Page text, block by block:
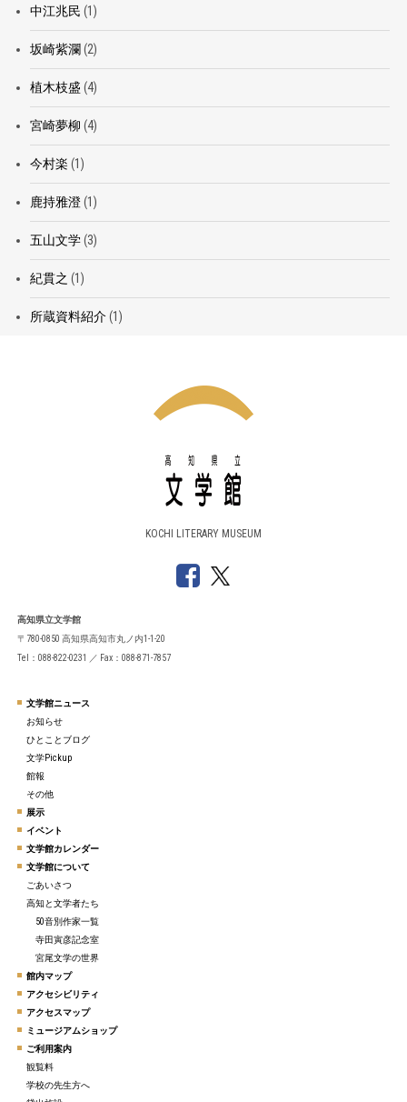
中江兆民 (1)
坂崎紫瀾 (2)
植木枝盛 (4)
宮崎夢柳 (4)
今村楽 (1)
鹿持雅澄(1)
五山文学(3)
紀貫之 (1)
所蔵資料紹介(1)
KOCHI LITERARY MUSEUM
高知県立文学館
〒780-0850 高知県高知市丸ノ内1-1-20
Tel：088-822-0231 ／ Fax：088-871-7857
文学館ニュース
お知らせ
ひとことブログ
文学Pickup
館報
その他
展示
イベント
文学館カレンダー
文学館について
ごあいさつ
高知と文学者たち
50音別作家一覧
寺田寅彦記念室
宮尾文学の世界
館内マップ
アクセシビリティ
アクセスマップ
ミュージアムショップ
ご利用案内
観覧料
学校の先生方へ